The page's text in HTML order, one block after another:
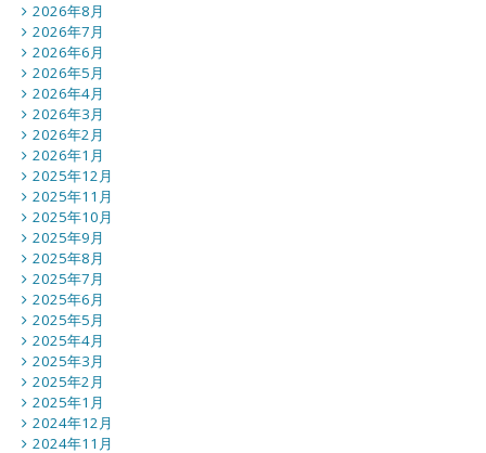
2026年8月
2026年7月
2026年6月
2026年5月
2026年4月
2026年3月
2026年2月
2026年1月
2025年12月
2025年11月
2025年10月
2025年9月
2025年8月
2025年7月
2025年6月
2025年5月
2025年4月
2025年3月
2025年2月
2025年1月
2024年12月
2024年11月